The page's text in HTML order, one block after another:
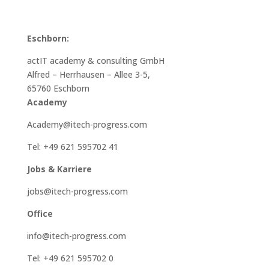
Eschborn:
actIT academy & consulting GmbH
Alfred – Herrhausen – Allee 3-5,
65760 Eschborn
Academy
Academy@itech-progress.com
Tel: +49 621 595702 41
Jobs & Karriere
jobs@itech-progress.com
Office
info@itech-progress.com
Tel: +49 621 595702 0